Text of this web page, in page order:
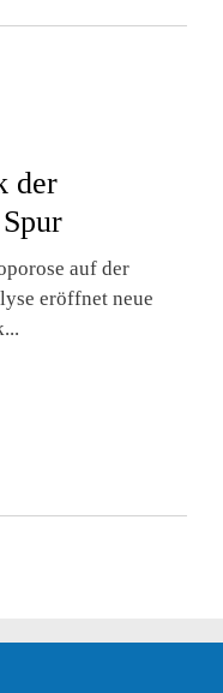
der
auf der
eröffnet neue